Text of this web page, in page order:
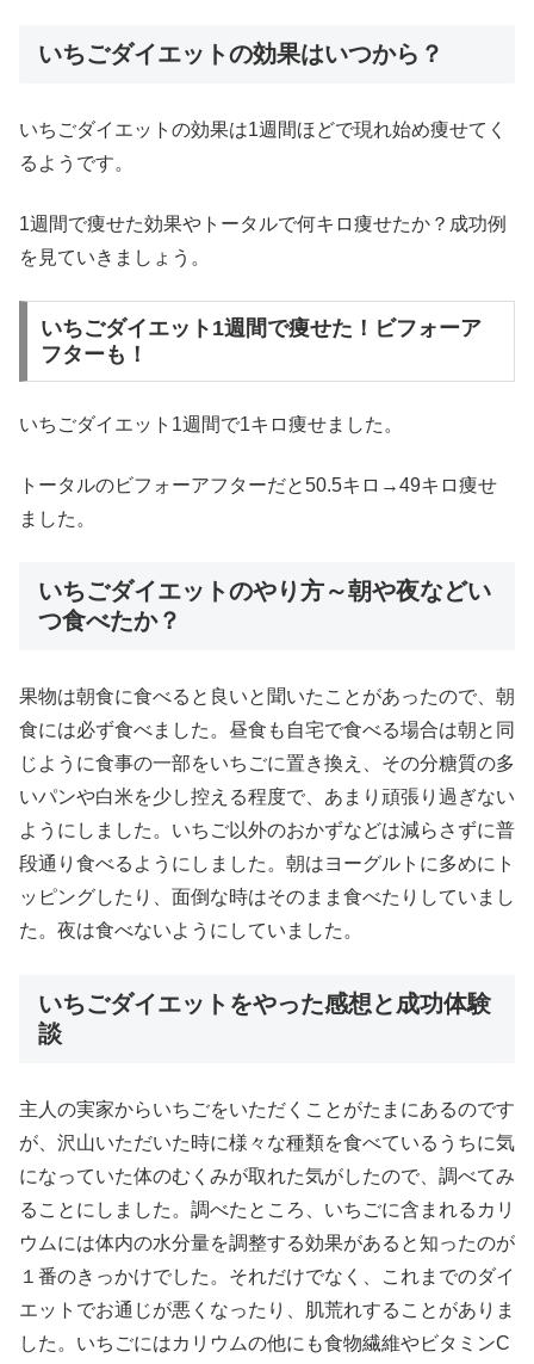
いちごダイエットの効果はいつから？
いちごダイエットの効果は1週間ほどで現れ始め痩せてく
るようです。
1週間で痩せた効果やトータルで何キロ痩せたか？成功例
を見ていきましょう。
いちごダイエット1週間で痩せた！ビフォーア
フターも！
いちごダイエット1週間で1キロ痩せました。
トータルのビフォーアフターだと50.5キロ→49キロ痩せ
ました。
いちごダイエットのやり方～朝や夜などい
つ食べたか？
果物は朝食に食べると良いと聞いたことがあったので、朝
食には必ず食べました。昼食も自宅で食べる場合は朝と同
じように食事の一部をいちごに置き換え、その分糖質の多
いパンや白米を少し控える程度で、あまり頑張り過ぎない
ようにしました。いちご以外のおかずなどは減らさずに普
段通り食べるようにしました。朝はヨーグルトに多めにト
ッピングしたり、面倒な時はそのまま食べたりしていまし
た。夜は食べないようにしていました。
いちごダイエットをやった感想と成功体験
談
主人の実家からいちごをいただくことがたまにあるのです
が、沢山いただいた時に様々な種類を食べているうちに気
になっていた体のむくみが取れた気がしたので、調べてみ
ることにしました。調べたところ、いちごに含まれるカリ
ウムには体内の水分量を調整する効果があると知ったのが
１番のきっかけでした。それだけでなく、これまでのダイ
エットでお通じが悪くなったり、肌荒れすることがありま
した。いちごにはカリウムの他にも食物繊維やビタミンC